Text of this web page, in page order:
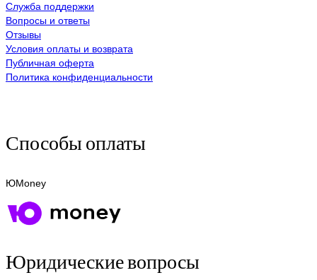
Служба поддержки
Вопросы и ответы
Отзывы
Условия оплаты и возврата
Публичная оферта
Политика конфиденциальности
Способы оплаты
ЮMoney
Юридические вопросы